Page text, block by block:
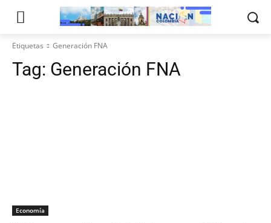
Etiquetas Generación FNA
Tag: Generación FNA
Economía